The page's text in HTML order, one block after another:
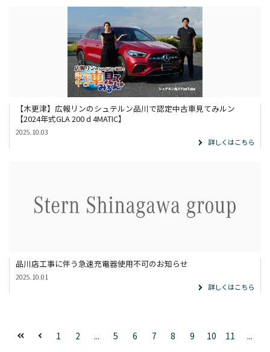
【木更津】広報リンのシュテルン品川で認定中古車見てみルン
【2024年式GLA 200 d 4MATIC】
2025.10.03
詳しくはこちら
品川店工事に伴う急速充電器使用不可のお知らせ
2025.10.01
詳しくはこちら
1 2 ... 5 6 7 8 9 10 11 ...